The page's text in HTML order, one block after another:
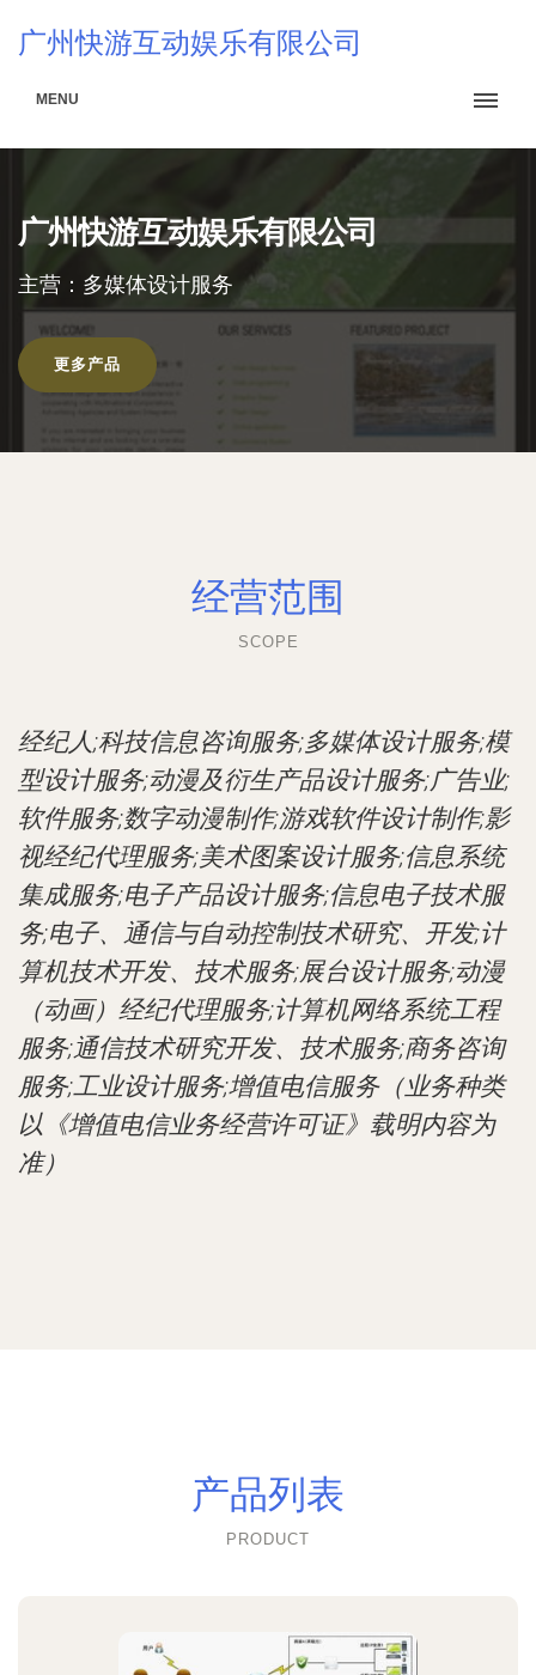
广州快游互动娱乐有限公司
MENU
广州快游互动娱乐有限公司
主营：多媒体设计服务
更多产品
经营范围
SCOPE
经纪人;科技信息咨询服务;多媒体设计服务;模
型设计服务;动漫及衍生产品设计服务;广告业;
软件服务;数字动漫制作;游戏软件设计制作;影
视经纪代理服务;美术图案设计服务;信息系统
集成服务;电子产品设计服务;信息电子技术服
务;电子、通信与自动控制技术研究、开发;计
算机技术开发、技术服务;展台设计服务;动漫
（动画）经纪代理服务;计算机网络系统工程
服务;通信技术研究开发、技术服务;商务咨询
服务;工业设计服务;增值电信服务（业务种类
以《增值电信业务经营许可证》载明内容为
准）
产品列表
PRODUCT